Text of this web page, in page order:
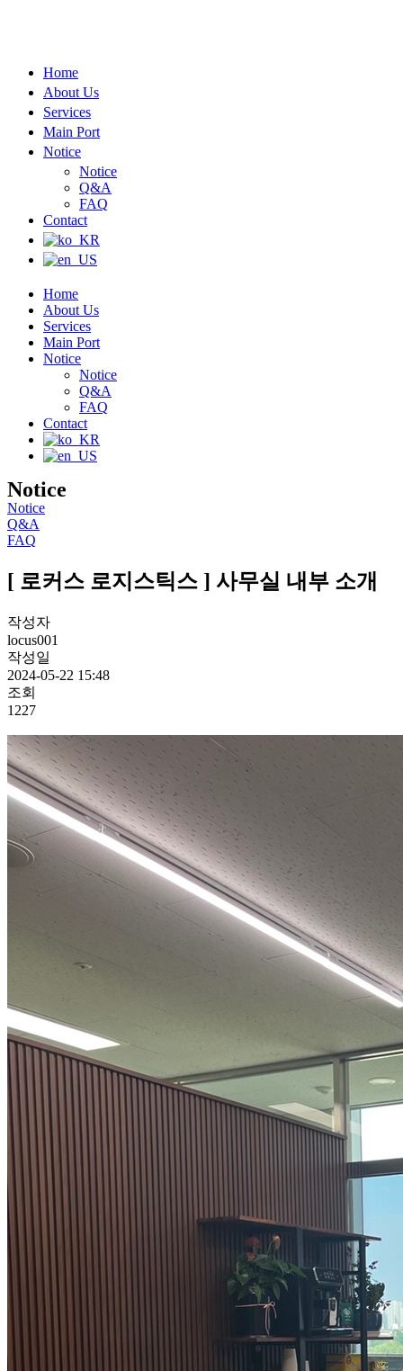
Home
About Us
Services
Main Port
Notice
Notice
Q&A
FAQ
Contact
Home
About Us
Services
Main Port
Notice
Notice
Q&A
FAQ
Contact
Notice
Notice
Q&A
FAQ
[ 로커스 로지스틱스 ] 사무실 내부 소개
작성자
locus001
작성일
2024-05-22 15:48
조회
1227